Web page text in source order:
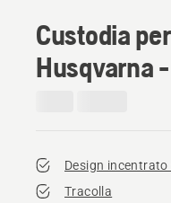
Custodia
Husqvarna
Design
Tracolla